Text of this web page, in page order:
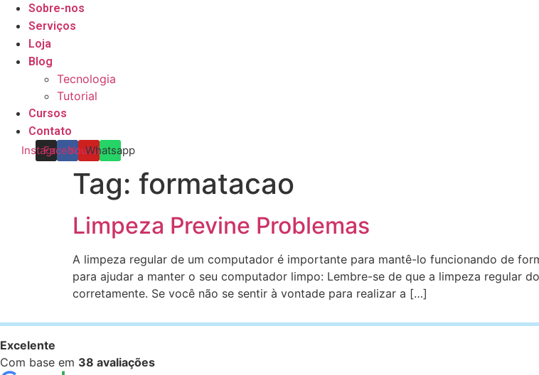
Sobre-nos
Serviços
Loja
Blog
Tecnologia
Tutorial
Cursos
Contato
Instagram
Facebook
Youtube
Whatsapp
Tag: formatacao
Limpeza Previne Problemas
A limpeza regular de um computador é importante para mantê-lo funcionando de
para ajudar a manter o seu computador limpo: Lembre-se de que a limpeza regular
corretamente. Se você não se sentir à vontade para realizar a […]
Excelente
Com base em 38 avaliações